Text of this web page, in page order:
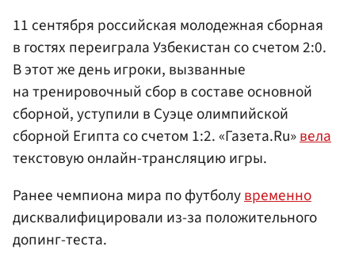
11 сентября российская молодежная сборная
в гостях переиграла Узбекистан со счетом 2:0.
В этот же день игроки, вызванные
на тренировочный сбор в составе основной
сборной, уступили в Суэце олимпийской
сборной Египта со счетом 1:2. «Газета.Ru»вела
текстовую онлайн-трансляцию игры.
Ранее чемпиона мира по футболувременно
дисквалифицировали из-за положительного
допинг-теста.